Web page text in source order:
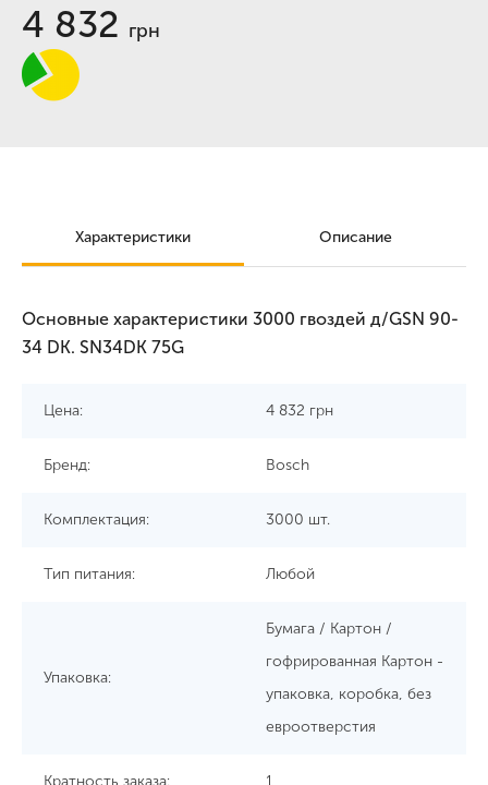
4 832 грн
Характеристики Описание
Основные характеристики 3000 гвоздей д/GSN 90-
34 DK. SN34DK 75G
Цена: 4 832 грн
Бренд: Bosch
Комплектация: 3000 шт.
Тип питания: Любой
Упаковка:
Бумага / Картон /
гофрированная Картон -
упаковка, коробка, без
евроотверстия
Кратность заказа: 1